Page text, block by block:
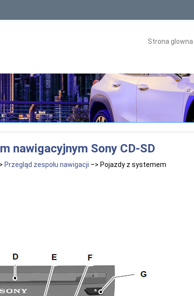
Strona glowna
nawigacyjnym Sony CD-SD
Przegląd zespołu nawigacji –> Pojazdy z systemem